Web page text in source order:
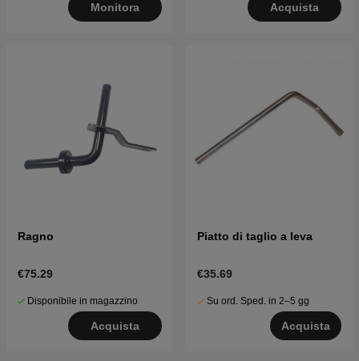
Monitora Acquista
Ragno
€75.29
Disponibile in magazzino
Acquista
Piatto di taglio a leva
€35.69
Su ord. Sped. in 2–5 gg
Acquista